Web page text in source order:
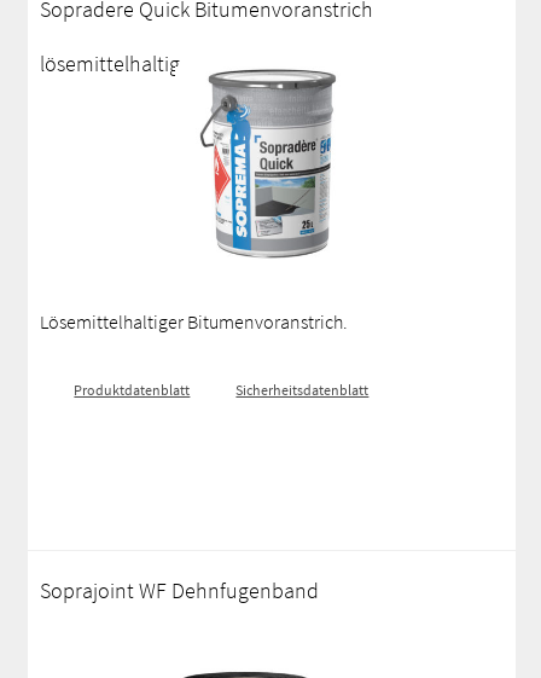
Sopradere Quick Bitumenvoranstrich
lösemittelhaltig
Lösemittelhaltiger Bitumenvoranstrich.
Produktdatenblatt Sicherheitsdatenblatt
Soprajoint WF Dehnfugenband